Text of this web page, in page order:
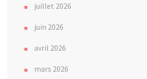
juillet 2026
juin 2026
avril 2026
mars 2026